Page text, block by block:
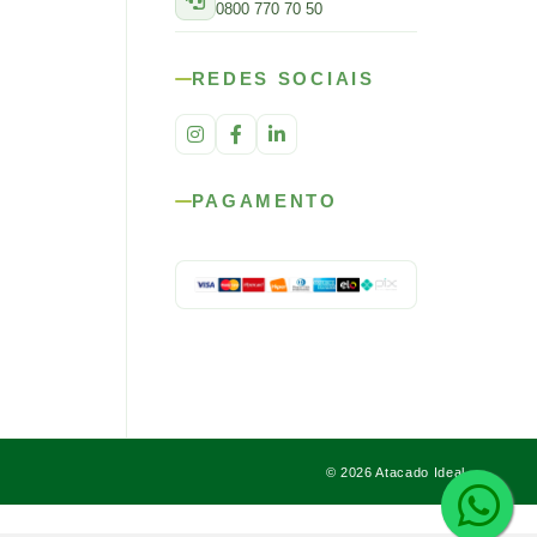
0800 770 70 50
REDES SOCIAIS
PAGAMENTO
© 2026 Atacado Ideal